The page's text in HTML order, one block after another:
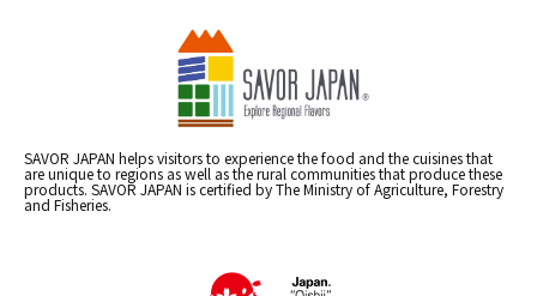
SAVOR JAPAN helps visitors to experience the food and the cuisines that
are unique to regions as well as the rural communities that produce these
products. SAVOR JAPAN is certified by The Ministry of Agriculture, Forestry
and Fisheries.